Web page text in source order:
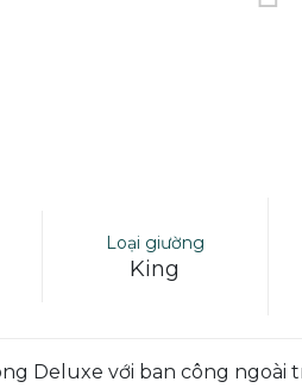
Loại giường
King
Deluxe với ban công ngoài